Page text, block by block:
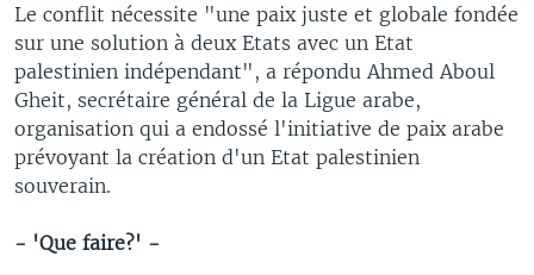
Le conflit nécessite "une paix juste et globale fondée
sur une solution à deux Etats avec un Etat
palestinien indépendant", a répondu Ahmed Aboul
Gheit, secrétaire général de la Ligue arabe,
organisation qui a endossé l'initiative de paix arabe
prévoyant la création d'un Etat palestinien
souverain.
- 'Que faire?' -